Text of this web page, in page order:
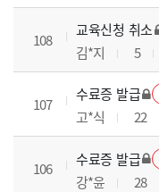
108
교육신청 취소
김*지 5
107
수료증 발급
고*식 22
106
수료증 발급
강*윤 28